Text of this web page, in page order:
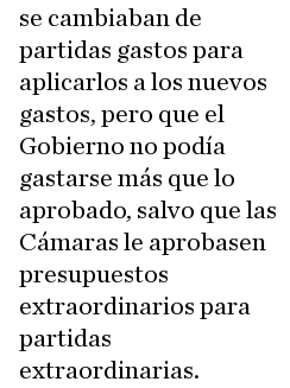
se cambiaban de
partidas gastos para
aplicarlos a los nuevos
gastos, pero que el
Gobierno no podía
gastarse más que lo
aprobado, salvo que las
Cámaras le aprobasen
presupuestos
extraordinarios para
partidas
extraordinarias.